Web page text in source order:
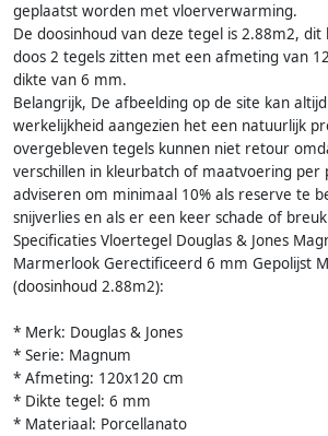
geplaatst worden met vloerverwarming.
De doosinhoud van deze tegel is 2.88m2,
doos 2 tegels zitten met een afmeting van
dikte van 6 mm.
Belangrijk, De afbeelding op de site kan
werkelijkheid aangezien het een natuurlijk
overgebleven tegels kunnen niet retour
verschillen in kleurbatch of maatvoering per
adviseren om minimaal 10% als reserve te
snijverlies en als er een keer schade of
Specificaties Vloertegel Douglas & Jones
Marmerlook Gerectificeerd 6 mm Gepolijst
(doosinhoud 2.88m2):
* Merk: Douglas & Jones
* Serie: Magnum
* Afmeting: 120x120 cm
* Dikte tegel: 6 mm
* Materiaal: Porcellanato